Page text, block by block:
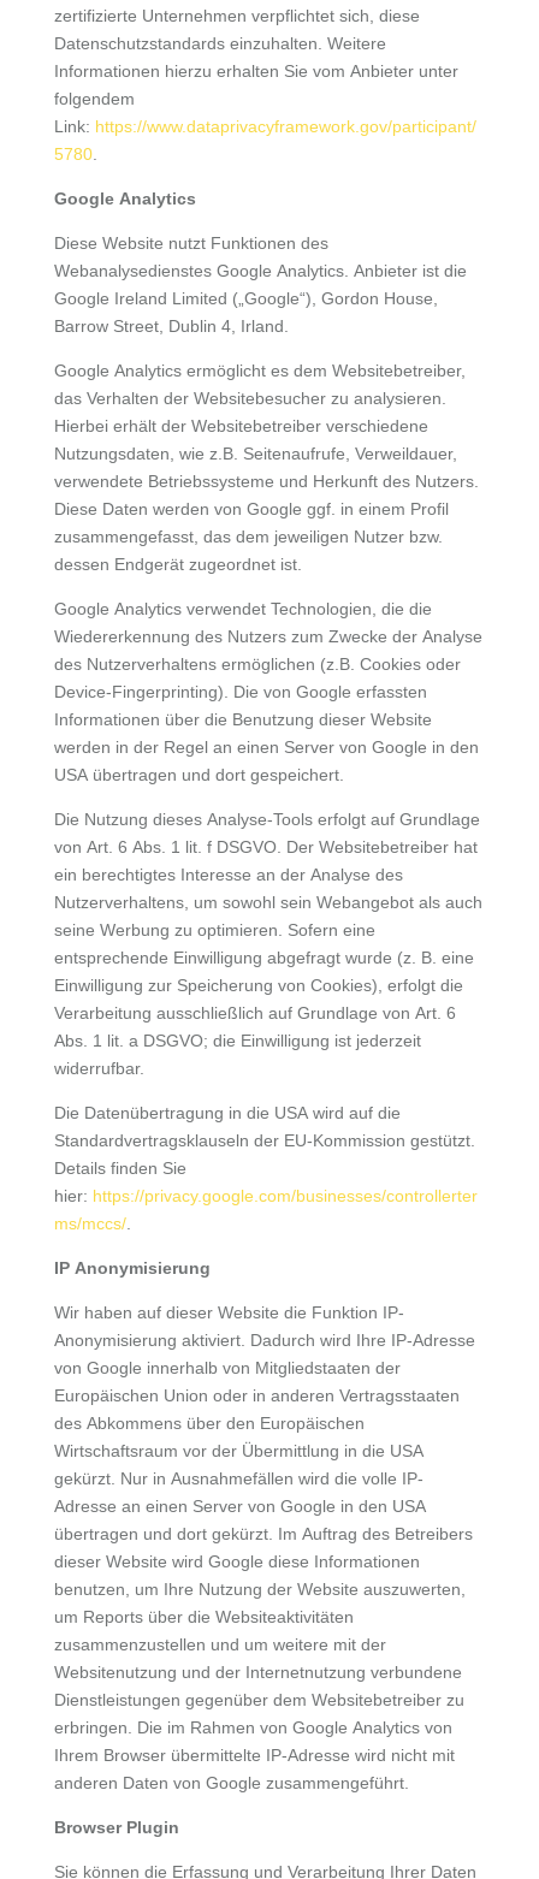
zertifizierte Unternehmen verpflichtet sich, diese
Datenschutzstandards einzuhalten. Weitere
Informationen hierzu erhalten Sie vom Anbieter unter
folgendem
Link: https://www.dataprivacyframework.gov/participant/
5780.
Google Analytics
Diese Website nutzt Funktionen des
Webanalysedienstes Google Analytics. Anbieter ist die
Google Ireland Limited („Google“), Gordon House,
Barrow Street, Dublin 4, Irland.
Google Analytics ermöglicht es dem Websitebetreiber,
das Verhalten der Websitebesucher zu analysieren.
Hierbei erhält der Websitebetreiber verschiedene
Nutzungsdaten, wie z.B. Seitenaufrufe, Verweildauer,
verwendete Betriebssysteme und Herkunft des Nutzers.
Diese Daten werden von Google ggf. in einem Profil
zusammengefasst, das dem jeweiligen Nutzer bzw.
dessen Endgerät zugeordnet ist.
Google Analytics verwendet Technologien, die die
Wiedererkennung des Nutzers zum Zwecke der Analyse
des Nutzerverhaltens ermöglichen (z.B. Cookies oder
Device-Fingerprinting). Die von Google erfassten
Informationen über die Benutzung dieser Website
werden in der Regel an einen Server von Google in den
USA übertragen und dort gespeichert.
Die Nutzung dieses Analyse-Tools erfolgt auf Grundlage
von Art. 6 Abs. 1 lit. f DSGVO. Der Websitebetreiber hat
ein berechtigtes Interesse an der Analyse des
Nutzerverhaltens, um sowohl sein Webangebot als auch
seine Werbung zu optimieren. Sofern eine
entsprechende Einwilligung abgefragt wurde (z. B. eine
Einwilligung zur Speicherung von Cookies), erfolgt die
Verarbeitung ausschließlich auf Grundlage von Art. 6
Abs. 1 lit. a DSGVO; die Einwilligung ist jederzeit
widerrufbar.
Die Datenübertragung in die USA wird auf die
Standardvertragsklauseln der EU-Kommission gestützt.
Details finden Sie
hier: https://privacy.google.com/businesses/controllerter
ms/mccs/.
IP Anonymisierung
Wir haben auf dieser Website die Funktion IP-
Anonymisierung aktiviert. Dadurch wird Ihre IP-Adresse
von Google innerhalb von Mitgliedstaaten der
Europäischen Union oder in anderen Vertragsstaaten
des Abkommens über den Europäischen
Wirtschaftsraum vor der Übermittlung in die USA
gekürzt. Nur in Ausnahmefällen wird die volle IP-
Adresse an einen Server von Google in den USA
übertragen und dort gekürzt. Im Auftrag des Betreibers
dieser Website wird Google diese Informationen
benutzen, um Ihre Nutzung der Website auszuwerten,
um Reports über die Websiteaktivitäten
zusammenzustellen und um weitere mit der
Websitenutzung und der Internetnutzung verbundene
Dienstleistungen gegenüber dem Websitebetreiber zu
erbringen. Die im Rahmen von Google Analytics von
Ihrem Browser übermittelte IP-Adresse wird nicht mit
anderen Daten von Google zusammengeführt.
Browser Plugin
Sie können die Erfassung und Verarbeitung Ihrer Daten